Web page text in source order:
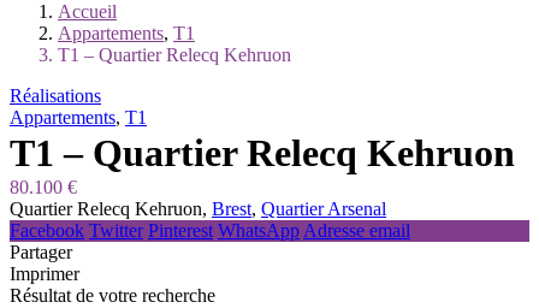
Accueil
Appartements, T1
T1 – Quartier Relecq Kehruon
Réalisations
Appartements, T1
T1 – Quartier Relecq Kehruon
80.100 €
Quartier Relecq Kehruon, Brest, Quartier Arsenal
Facebook Twitter Pinterest WhatsApp Adresse email
Partager
Imprimer
Résultat de votre recherche